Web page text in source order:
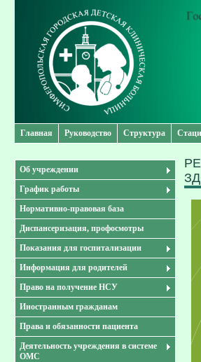
Главная Руководство Структура
Об учреждении
График работы
Нормативно-правовая база
Диспансеризация, профосмотры
Показания для госпитализации
Информация для родителей
Право на получение НСУ
Иностранным гражданам
Права и обязанности пациента
Деятельность учреждения в системе
ОМС